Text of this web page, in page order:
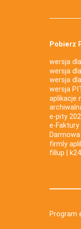
Pobierz
wersja
wersja
wersja
wersja
aplikacje
e-pity
firmly
fillup |
Program